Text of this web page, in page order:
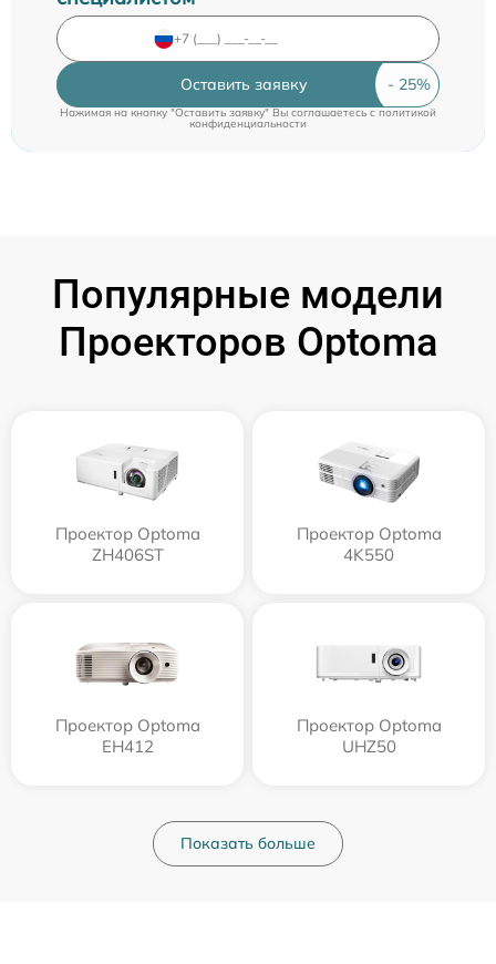
Оставить заявку
Нажимая на кнопку "Оставить заявку" Вы соглашаетесь cполитикой
конфиденциальности
Популярные модели
Проекторов Optoma
Проектор Optoma
ZH406ST
Проектор Optoma
4K550
Проектор Optoma
EH412
Проектор Optoma
UHZ50
Показать больше